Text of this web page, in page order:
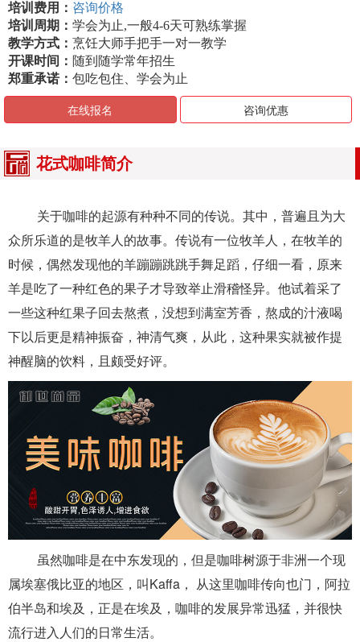
培训费用： 咨询价格
培训周期： 学会为止,一般4-6天可熟练掌握
教学方式： 烹饪大师手把手一对一教学
开课时间： 随到随学常年招生
郑重承诺： 包吃包住、学会为止
在线报名 咨询优惠
花式咖啡简介
关于咖啡的起源有种种不同的传说。其中，普遍且为大
众所乐道的是牧羊人的故事。传说有一位牧羊人，在牧羊的
时候，偶然发现他的羊蹦蹦跳跳手舞足蹈，仔细一看，原来
羊是吃了一种红色的果子才导致举止滑稽怪异。他试着采了
一些这种红果子回去熬煮，没想到满室芳香，熬成的汁液喝
下以后更是精神振奋，神清气爽，从此，这种果实就被作提
神醒脑的饮料，且颇受好评。
虽然咖啡是在中东发现的，但是咖啡树源于非洲一个现
属埃塞俄比亚的地区，叫Kaffa， 从这里咖啡传向也门，阿拉
伯半岛和埃及，正是在埃及，咖啡的发展异常迅猛，并很快
流行进入人们的日常生活。